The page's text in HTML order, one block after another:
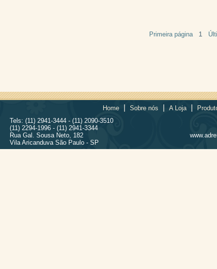
Primeira página 1
Home Sobre nós A Loja
Tels: (11) 2941-3444 - (11) 2090-3510
(11) 2294-1996 - (11) 2941-3344
Rua Gal. Sousa Neto, 182
Vila Aricanduva São Paulo - SP